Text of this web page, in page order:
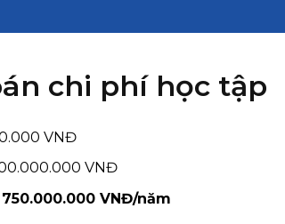
chi phí học tập
VNĐ
VNĐ
VNĐ/năm